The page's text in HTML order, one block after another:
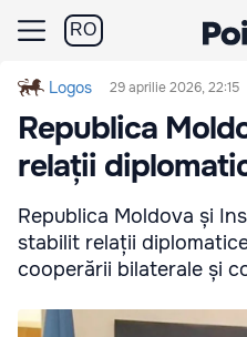
RO
Logos 29 aprilie 2026, 22:15
Republica
relații
Republica Moldova și
stabilit relații
cooperării bilaterale și